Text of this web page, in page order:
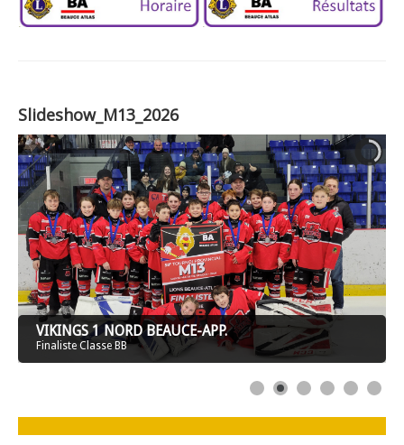
Slideshow_M13_2026
VIKINGS 1 NORD BEAUCE-APP.
Finaliste Classe BB